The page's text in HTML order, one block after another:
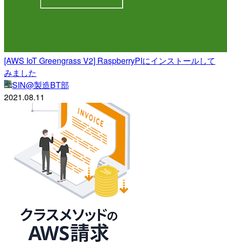
[AWS IoT Greengrass V2] RaspberryPIにインストールして
みました
SIN@製造BT部
2021.08.11